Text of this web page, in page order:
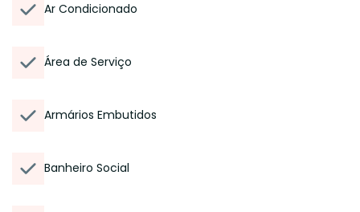
Ar Condicionado
Área de Serviço
Armários Embutidos
Banheiro Social